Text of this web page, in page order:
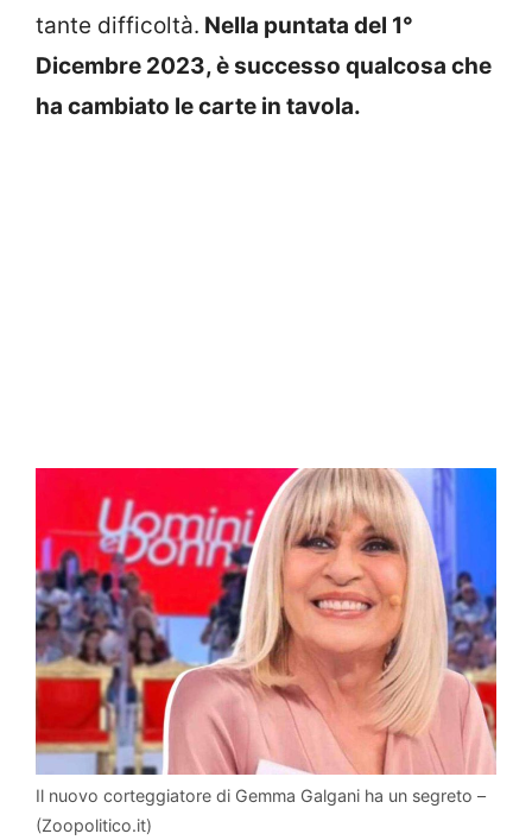
tante difficoltà. Nella puntata del 1°
Dicembre 2023, è successo qualcosa che
ha cambiato le carte in tavola.
Il nuovo corteggiatore di Gemma Galgani ha un segreto –
(Zoopolitico.it)